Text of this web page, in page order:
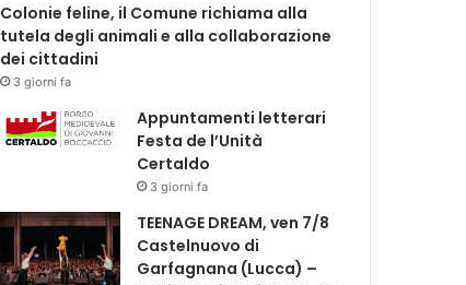
Colonie feline, il Comune richiama alla
tutela degli animali e alla collaborazione
dei cittadini
3 giorni fa
Appuntamenti letterari
Festa de l’Unità
Certaldo
3 giorni fa
TEENAGE DREAM, ven 7/8
Castelnuovo di
Garfagnana (Lucca) –